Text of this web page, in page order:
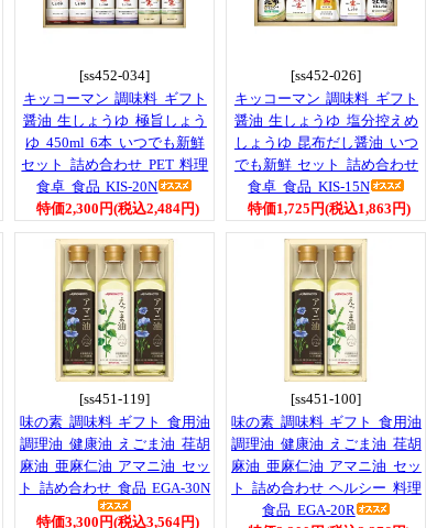
[ss452-034]
キッコーマン 調味料 ギフト
醤油 生しょうゆ 極旨しょう
ゆ 450ml 6本 いつでも新鮮
セット 詰め合わせ PET 料理
食卓 食品 KIS-20N
特価2,300円(税込2,484円)
[ss452-026]
キッコーマン 調味料 ギフト
醤油 生しょうゆ 塩分控えめ
しょうゆ 昆布だし醤油 いつ
でも新鮮 セット 詰め合わせ
食卓 食品 KIS-15N
特価1,725円(税込1,863円)
[ss451-119]
味の素 調味料 ギフト 食用油
調理油 健康油 えごま油 荏胡
麻油 亜麻仁油 アマニ油 セッ
ト 詰め合わせ 食品 EGA-30N
特価3,300円(税込3,564円)
[ss451-100]
味の素 調味料 ギフト 食用油
調理油 健康油 えごま油 荏胡
麻油 亜麻仁油 アマニ油 セッ
ト 詰め合わせ ヘルシー 料理
食品 EGA-20R